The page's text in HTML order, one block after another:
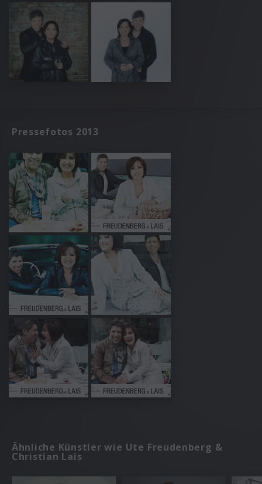
Pressefotos 2013
Ähnliche Künstler wie Ute Freudenberg &
Christian Lais